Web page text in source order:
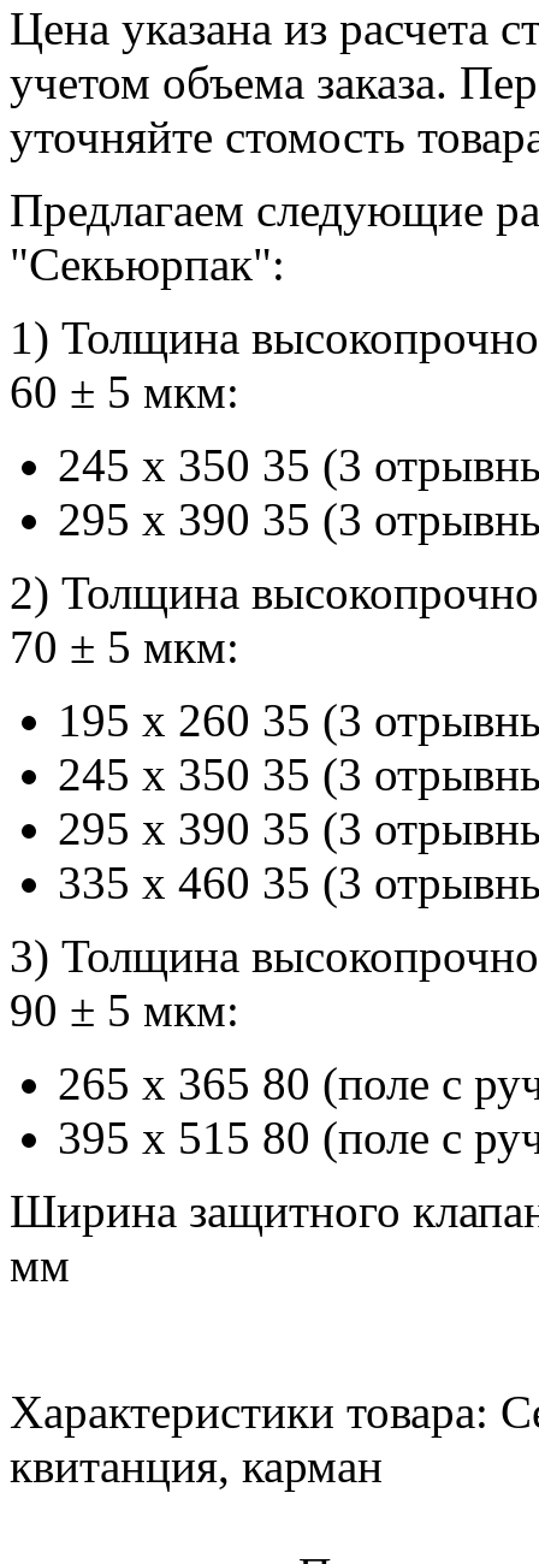
Цена указана из расчета
учетом объема заказа.
уточняйте стомость
Предлагаем следующие
"Секьюрпак":
1) Толщина
60 ± 5 мкм:
245 х 350 35 (3
295 х 390 35 (3
2) Толщина
70 ± 5 мкм:
195 х 260 35 (3
245 х 350 35 (3
295 х 390 35 (3
335 х 460 35 (3
3) Толщина
90 ± 5 мкм:
265 х 365 80 (поле с
395 х 515 80 (поле с
Ширина защитного
мм
Характеристики
квитанция, карман